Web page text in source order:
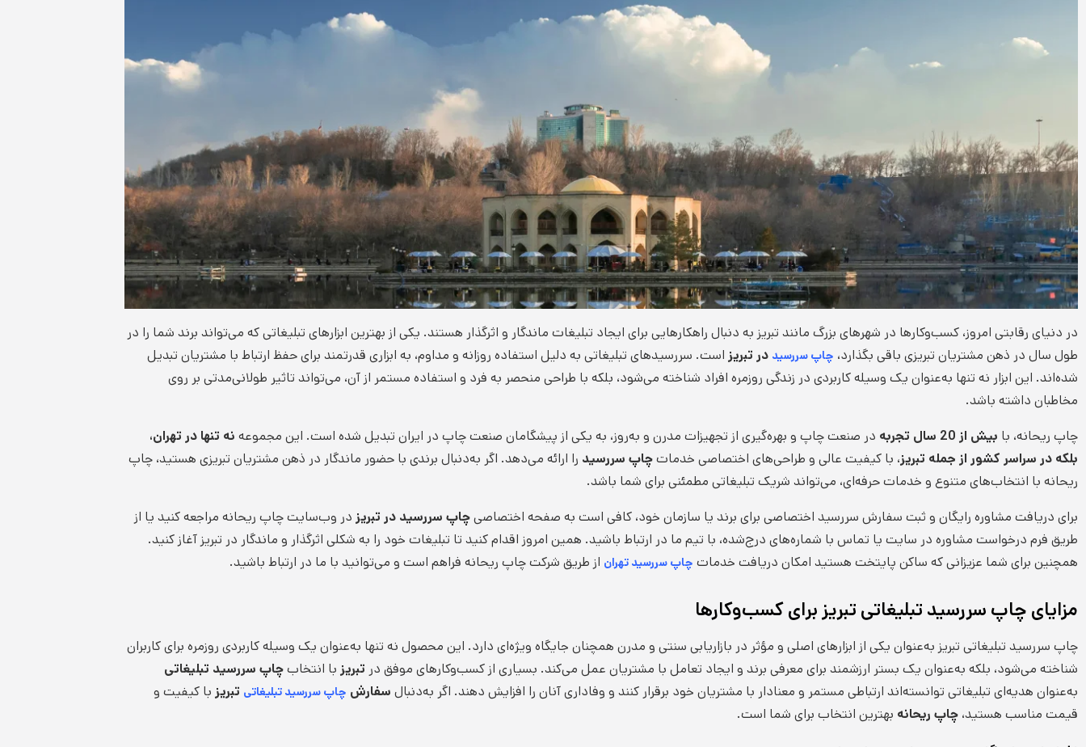
در دنیای رقابتی امروز، کسب‌وکارها در شهرهای بزرگ مانند تبریز به دنبال راهکارهایی برای ایجاد تبلیغات ماندگار و اثرگذار هستند. یکی از بهترین ابزارهای تبلیغاتی که می‌تواند برند شما را در
طول سال در ذهن مشتریان تبریزی باقی بگذارد، چاپ سررسید در تبریز است. سررسیدهای تبلیغاتی به دلیل استفاده روزانه و مداوم، به ابزاری قدرتمند برای حفظ ارتباط با مشتریان تبدیل
شده‌اند. این ابزار نه تنها به‌عنوان یک وسیله کاربردی در زندگی روزمره افراد شناخته می‌شود، بلکه با طراحی منحصر به فرد و استفاده مستمر از آن، می‌تواند تاثیر طولانی‌مدتی بر روی
مخاطبان داشته باشد.
چاپ ریحانه، با بیش از 20 سال تجربه در صنعت چاپ و بهره‌گیری از تجهیزات مدرن و به‌روز، به یکی از پیشگامان صنعت چاپ در ایران تبدیل شده است. این مجموعه نه تنها در تهران،
بلکه در سراسر کشور از جمله تبریز، با کیفیت عالی و طراحی‌های اختصاصی خدماتچاپ سررسید را ارائه می‌دهد. اگر به‌دنبال برندی با حضور ماندگار در ذهن مشتریان تبریزی هستید، چاپ
ریحانه با انتخاب‌های متنوع و خدمات حرفه‌ای، می‌تواند شریک تبلیغاتی مطمئنی برای شما باشد.
برای دریافت مشاوره رایگان و ثبت سفارش سررسید اختصاصی برای برند یا سازمان خود، کافی است به صفحه اختصاصیچاپ سررسید در تبریز در وب‌سایت چاپ ریحانه مراجعه کنید یا از
طریق فرم درخواست مشاوره در سایت یا تماس با شماره‌های درج‌شده، با تیم ما در ارتباط باشید. همین امروز اقدام کنید تا تبلیغات خود را به شکلی اثرگذار و ماندگار در تبریز آغاز کنید.
همچنین برای شما عزیزانی که ساکن پایتخت هستید امکان دریافت خدمات چاپ سررسید تهران از طریق شرکت چاپ ریحانه فراهم است و می‌توانید با ما در ارتباط باشید.
مزایای چاپ سررسید تبلیغاتی تبریز برای کسب‌وکارها
چاپ سررسید تبلیغاتی تبریز به‌عنوان یکی از ابزارهای اصلی و مؤثر در بازاریابی سنتی و مدرن همچنان جایگاه ویژه‌ای دارد. این محصول نه تنها به‌عنوان یک وسیله کاربردی روزمره برای کاربران
شناخته می‌شود، بلکه به‌عنوان یک بستر ارزشمند برای معرفی برند و ایجاد تعامل با مشتریان عمل می‌کند. بسیاری از کسب‌وکارهای موفق در تبریز با انتخابچاپ سررسید تبلیغاتی
به‌عنوان هدیه‌ای تبلیغاتی توانسته‌اند ارتباطی مستمر و معنادار با مشتریان خود برقرار کنند و وفاداری آنان را افزایش دهند. اگر به‌دنبال سفارش چاپ سررسید تبلیغاتی تبریز با کیفیت و
قیمت مناسب هستید، چاپ ریحانه بهترین انتخاب برای شما است.